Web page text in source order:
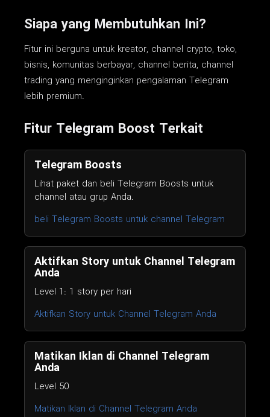
Siapa yang Membutuhkan Ini?
Fitur ini berguna untuk kreator, channel crypto, toko,
bisnis, komunitas berbayar, channel berita, channel
trading yang menginginkan pengalaman Telegram
lebih premium.
Fitur Telegram Boost Terkait
Telegram Boosts
Lihat paket dan beli Telegram Boosts untuk
channel atau grup Anda.
beli Telegram Boosts untuk channel Telegram
Aktifkan Story untuk Channel Telegram
Anda
Level 1: 1 story per hari
Aktifkan Story untuk Channel Telegram Anda
Matikan Iklan di Channel Telegram
Anda
Level 50
Matikan Iklan di Channel Telegram Anda